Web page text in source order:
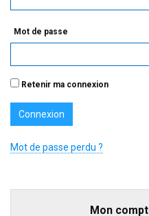
Mot de passe
Retenir ma connexion
Mot de passe perdu ?
Mon